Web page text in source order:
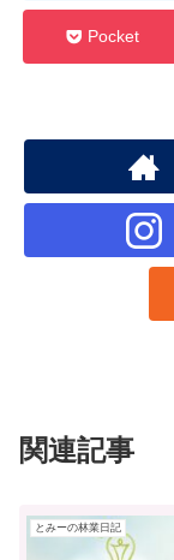
Pocket
関連記事
とみーの林業日記